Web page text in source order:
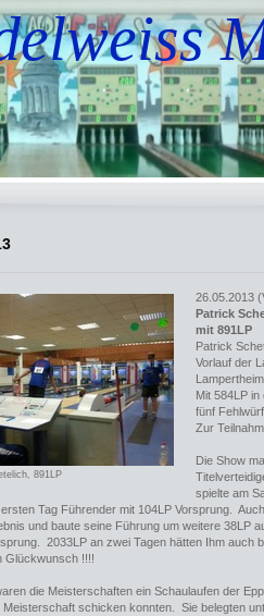
891LP
26.05.2013
Patrick
mit 891LP
Patrick
Vorlauf der
Lampertheim
Mit 584LP in
fünf
Zur
Die Show
spielte am
Tag Führender mit 104LP Vorsprung.
und baute seine Führung um weitere 38LP
2033LP an zwei Tagen hätten Ihm auch
Glückwunsch !!!!
die Meisterschaften ein Schaulaufen der
Meisterschaft schicken konnten. Sie belegten